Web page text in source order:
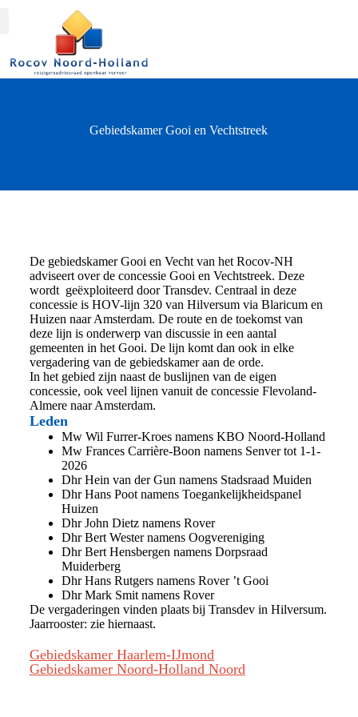
Gebiedskamer Gooi en Vechtstreek
De gebiedskamer Gooi en Vecht van het Rocov-NH
adviseert over de concessie Gooi en Vechtstreek. Deze
wordt geëxploiteerd door Transdev. Centraal in deze
concessie is HOV-lijn 320 van Hilversum via Blaricum en
Huizen naar Amsterdam. De route en de toekomst van
deze lijn is onderwerp van discussie in een aantal
gemeenten in het Gooi. De lijn komt dan ook in elke
vergadering van de gebiedskamer aan de orde.
In het gebied zijn naast de buslijnen van de eigen
concessie, ook veel lijnen vanuit de concessie Flevoland-
Almere naar Amsterdam.
Leden
Mw Wil Furrer-Kroes namens KBO Noord-Holland
Mw Frances Carrière-Boon namens Senver tot 1-1-
2026
Dhr Hein van der Gun namens Stadsraad Muiden
Dhr Hans Poot namens Toegankelijkheidspanel
Huizen
Dhr John Dietz namens Rover
Dhr Bert Wester namens Oogvereniging
Dhr Bert Hensbergen namens Dorpsraad
Muiderberg
Dhr Hans Rutgers namens Rover ’t Gooi
Dhr Mark Smit namens Rover
De vergaderingen vinden plaats bij Transdev in Hilversum.
Jaarrooster: zie hiernaast.
Gebiedskamer Haarlem-IJmond
Gebiedskamer Noord-Holland Noord